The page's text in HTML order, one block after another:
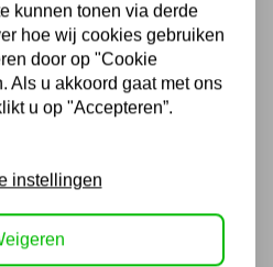
begint met
plezierig werken. Of u
in een autogarage,
of uw eigen
kunnen tonen via derde
hoe wij cookies gebruiken
door op "Cookie
Als u akkoord gaat met ons
u op "Accepteren”.
instellingen